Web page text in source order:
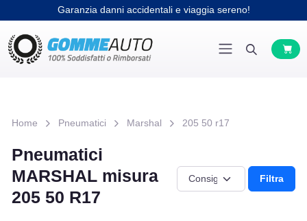
Garanzia danni accidentali e viaggia sereno!
Home Pneumatici Marshal 205 50 r17
Pneumatici
MARSHAL misura
205 50 R17
Filtra